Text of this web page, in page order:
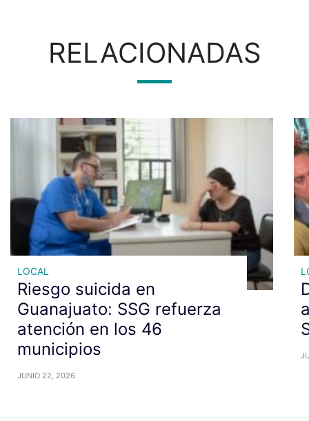
RELACIONADAS
LOCAL
Riesgo suicida en
Guanajuato: SSG refuerza
atención en los 46
municipios
JUNIO 22, 2026